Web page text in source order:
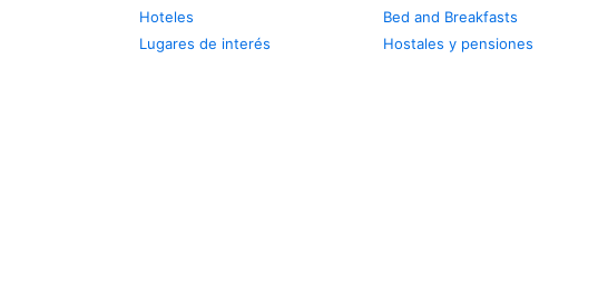
Hoteles
Lugares de interés
Bed and Breakfasts
Hostales y pensiones